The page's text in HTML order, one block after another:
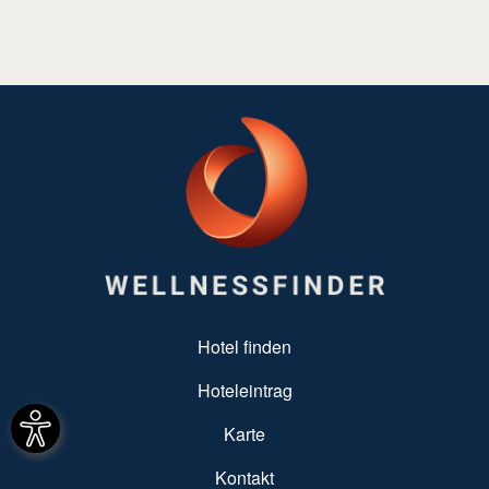
Hotel finden
Hoteleintrag
Karte
Kontakt